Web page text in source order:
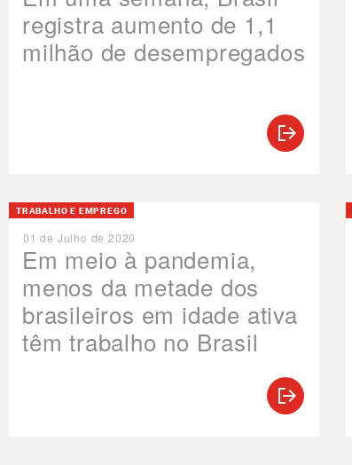
registra aumento de 1,1
milhão de desempregados
Em meio à pandemia,
menos da metade dos
brasileiros em idade ativa
têm trabalho no Brasil
TRABALHO E EMPREGO
01 de Julho de 2020